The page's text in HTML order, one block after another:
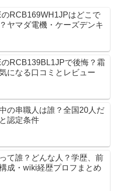
RCB169WH1JPはどこで
ヤマダ電機・ケーズデンキ
RCB139BL1JPで後悔？霜
になる口コミとレビュー
の串職人は誰？全国20人だ
認定条件
て誰？どんな人？学歴、前
成・wiki経歴プロフまとめ